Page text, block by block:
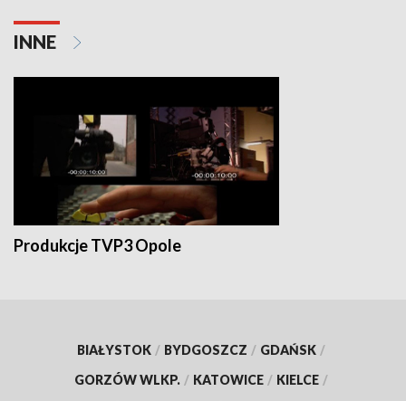
INNE
Produkcje TVP3 Opole
BIAŁYSTOK / BYDGOSZCZ / GDAŃSK /
GORZÓW WLKP. / KATOWICE / KIELCE /